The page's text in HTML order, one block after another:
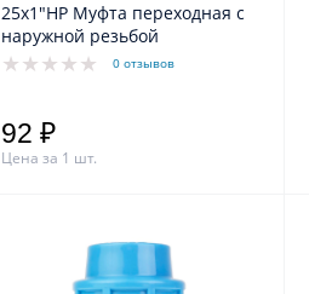
25х1"НР Муфта переходная с
наружной резьбой
0 отзывов
92 ₽
Цена за 1 шт.